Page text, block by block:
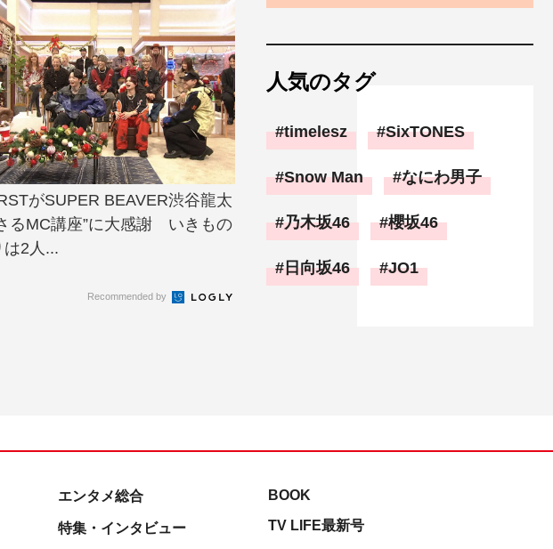
がSUPER BEAVER渋谷龍太
るMC講座”に大感謝 いきもの
は2人...
Recommended by
人気のタグ
timelesz SixTONES
Snow Man なにわ男子
乃木坂46 櫻坂46
日向坂46 JO1
エンタメ総合
特集・インタビュー
BOOK
TV LIFE最新号